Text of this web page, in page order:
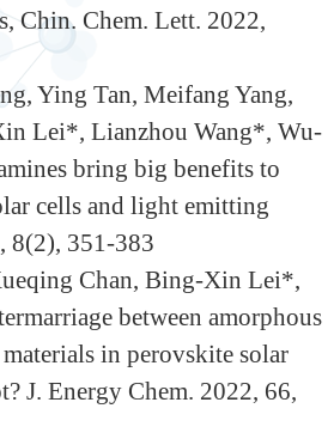
Chin. Chem. Lett. 2022,
Ying Tan, Meifang Yang,
Lei*, Lianzhou Wang*, Wu-
bring big benefits to
cells and light emitting
8(2), 351-383
Chan, Bing-Xin Lei*,
between amorphous
in perovskite solar
J. Energy Chem. 2022, 66,